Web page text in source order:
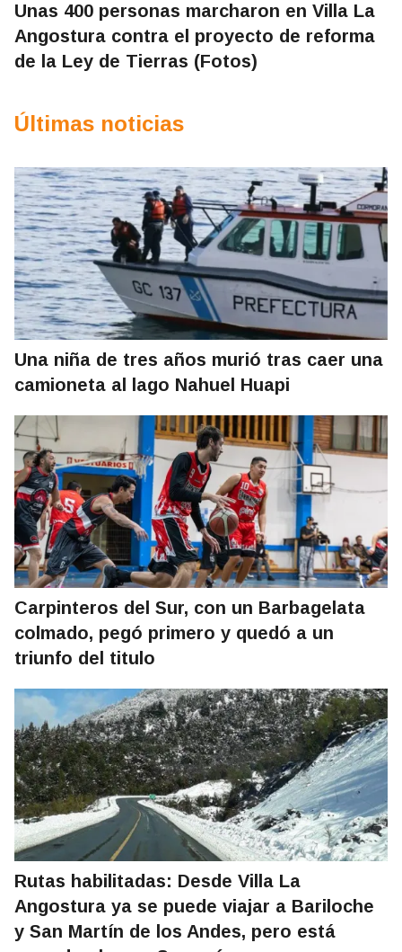
Unas 400 personas marcharon en Villa La
Angostura contra el proyecto de reforma
de la Ley de Tierras (Fotos)
Últimas noticias
Una niña de tres años murió tras caer una
camioneta al lago Nahuel Huapi
Carpinteros del Sur, con un Barbagelata
colmado, pegó primero y quedó a un
triunfo del titulo
Rutas habilitadas: Desde Villa La
Angostura ya se puede viajar a Bariloche
y San Martín de los Andes, pero está